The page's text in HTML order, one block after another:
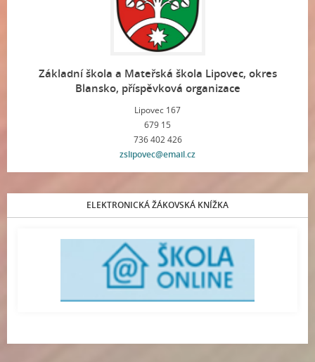
Základní škola a Mateřská škola Lipovec, okres
Blansko, příspěvková organizace
Lipovec 167
679 15
736 402 426
zslipovec@email.cz
ELEKTRONICKÁ ŽÁKOVSKÁ KNÍŽKA